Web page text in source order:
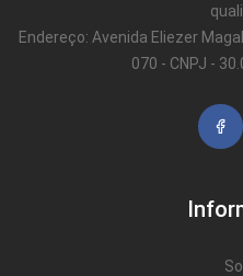
Endereço: Avenida Eliezer
070 - CNPJ -